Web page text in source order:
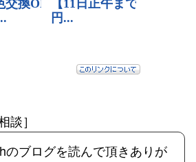
談］
のブログを読んで頂きありが